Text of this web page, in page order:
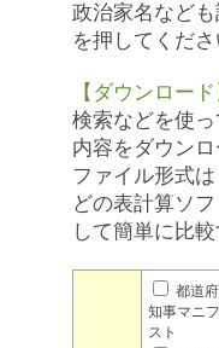
政治家名など
を押してくださ
【ダウンロード
検索などを使
内容をダウンロ
ファイル形式
どの表計算ソ
して簡単に比
都道
知事マニ
スト